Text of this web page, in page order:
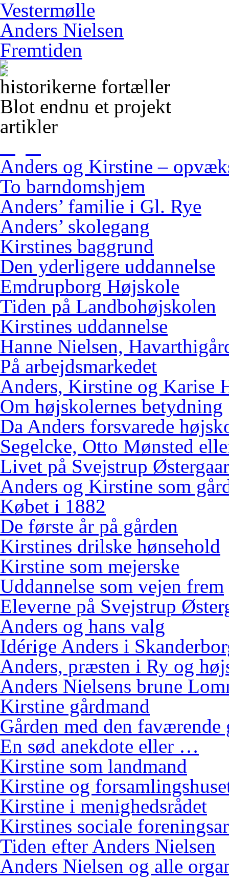
Vestermølle
Anders Nielsen
Fremtiden
historikerne fortæller
Blot endnu et projekt
artikler
Anders og Kirstine –
To barndomshjem
Anders’ familie i Gl. Rye
Anders’ skolegang
Kirstines baggrund
Den yderligere uddannelse
Emdrupborg Højskole
Tiden på Landbohøjskolen
Kirstines uddannelse
Hanne Nielsen,
På arbejdsmarkedet
Anders, Kirstine og Karise
Om højskolernes betydning
Da Anders forsvarede
Segelcke, Otto Mønsted
Livet på Svejstrup
Anders og Kirstine som
Købet i 1882
De første år på gården
Kirstines drilske hønsehold
Kirstine som mejerske
Uddannelse som vejen frem
Eleverne på Svejstrup
Anders og hans valg
Idérige Anders i
Anders, præsten i Ry og
Anders Nielsens brune
Kirstine gårdmand
Gården med den faværende
En sød anekdote eller …
Kirstine som landmand
Kirstine og
Kirstine i menighedsrådet
Kirstines sociale
Tiden efter Anders Nielsen
Anders Nielsen og alle